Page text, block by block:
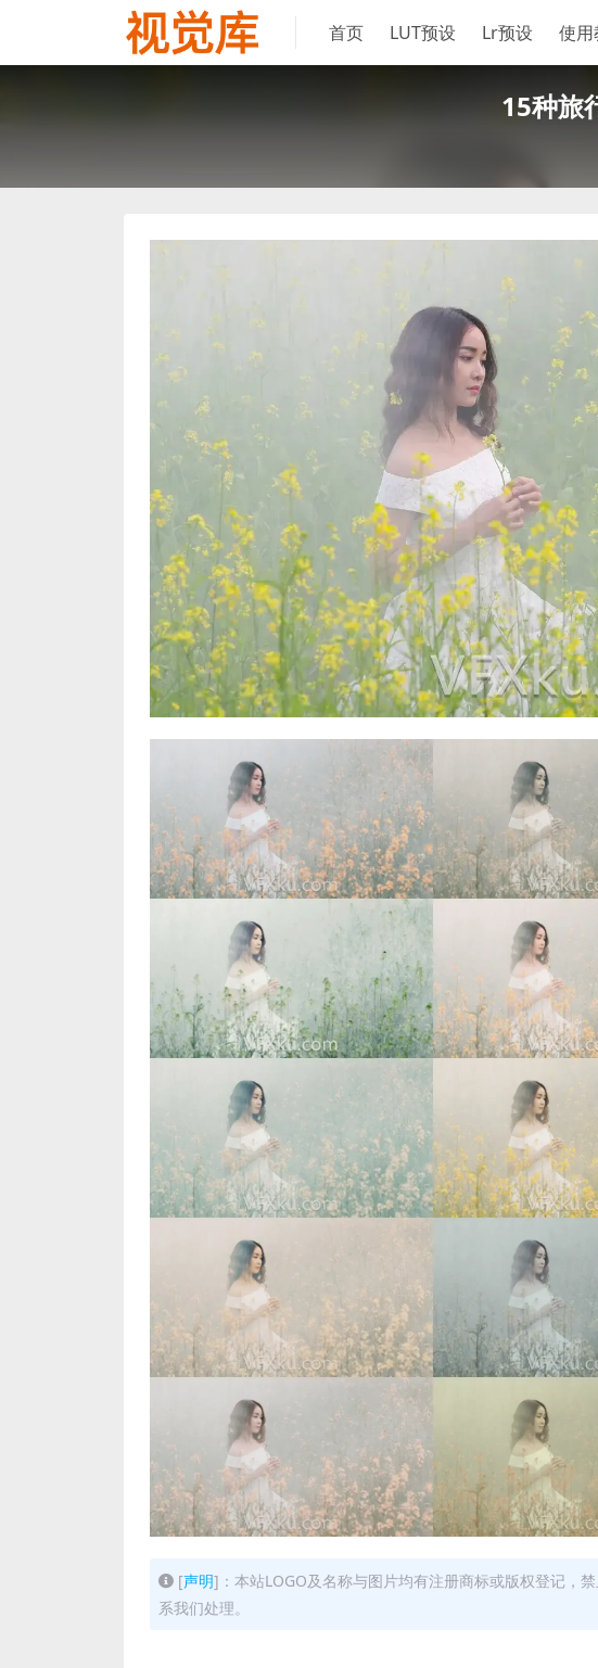
首页 LUT预设 Lr预设 使用
15种旅
[声明]：本站LOGO及名称与图片均有注册商标或版权登记，
系我们处理。